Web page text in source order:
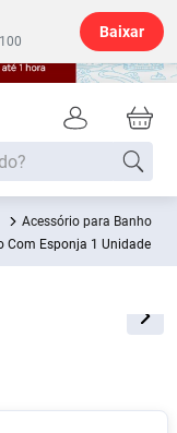
Baixar
Acessório para Banho
Com Esponja 1 Unidade